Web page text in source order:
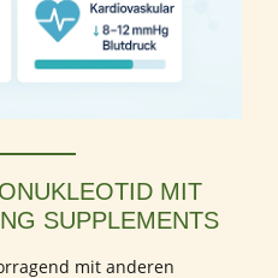
MIT
SUPPLEMENTS
mit anderen